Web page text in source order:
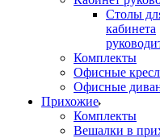
Столы
кабинета
Комплекты
Офисные
Офисные
Прихожие
Комплекты
Вешалки в